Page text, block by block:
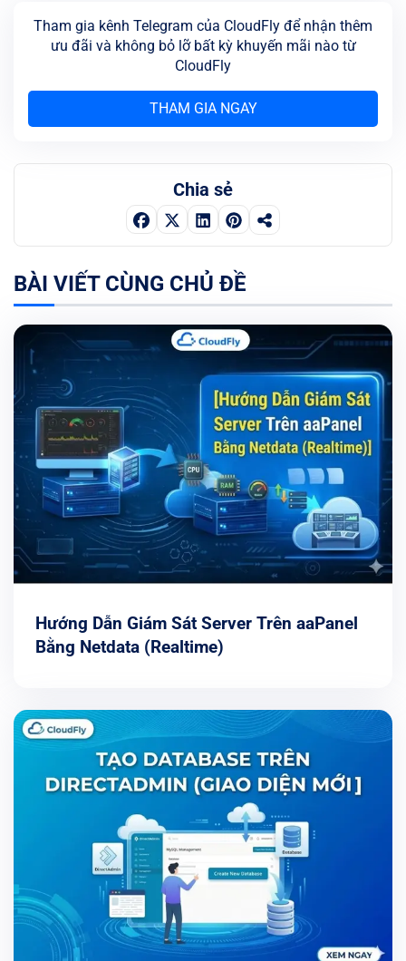
Tham gia kênh Telegram của CloudFly để nhận thêm
ưu đãi và không bỏ lỡ bất kỳ khuyến mãi nào từ
CloudFly
THAM GIA NGAY
Chia sẻ
BÀI VIẾT CÙNG CHỦ ĐỀ
Hướng Dẫn Giám Sát Server Trên aaPanel
Bằng Netdata (Realtime)